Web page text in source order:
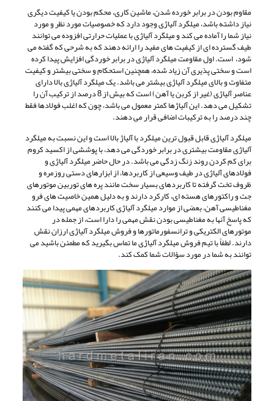
مقاوم بودن در برابر خورده شدن، ماشین کاری، محکم بودن یا کیفیت دیگری
نیاز داشته باشد، میلگرد آلیاژی وجود دارد که خصوصیات مورد نظر و مورد
نیاز شما را آماده می کند و میلگرد آلیاژی با عملیات حرارتی افزوده می توانند
طیف گسترده ای از کیفیت های مفید را ارائه دهند که به شرحی که گفته می
شود، است. اول مقاومت میلگرد آلیاژی در برابر خوردگی افزایش پیدا کرده
است و سختی پذیری آن زیاد شده، همچنین استحکام و سختی بیشتر و کیفیت
متفاوت و بالای میلگرد آلیاژی بیشتر می باشد. یک میلگرد آلیاژی بالا دارای
عناصر آلیاژی (غیر از کربن یا آهن) است که بیش از 8 درصد از ترکیب آن را
تشکیل می دهد. این آلیاژها کمتر معمول می باشد، چون که اغلب فولادها فقط
چند درصد را به ترکیبات اضافی قرار می دهند.
میلگرد آلیاژی قابل قبول ترین میلگرد با آلیاژ بالا است و این نسبت به میلگرد
آلیاژی مقاومت بیشتری در برابر خوردگی می دهد، با پوششی از اکسید کروم
برای کم کردن روند زنگ زدگی می باشد. در حال حاضر میلگرد آلیاژی و
فولادهای آلیاژی در طیف وسیعی از کاربردها، از ابزارهای دستی روزمره و
ظروف تخت گرفته تا کاربردهای بسیار سخت مانند پره های توربین موتورهای
جت و راکتورهای هسته ای، کارکرد دارند و به دلیل همین خاصیت های فرو
مغناطیسی آهن، بعضی از موارد میلگرد آلیاژی کاربردهای مهمی پیدا می کنند
که پاسخ آنها به مغناطیسی بودن نقش مهمی را دارا است، از جمله در
موتورهای الکتریکی و ترانسفورماتورها و فروش میلگرد آلیاژی ارزان نقش
دارند. لطفاً با تیم فروش میلگرد آلیاژی ما تماس بگیرید که مطمئن باشید می
توانند به شما در مورد سؤالات شما کمک کند.